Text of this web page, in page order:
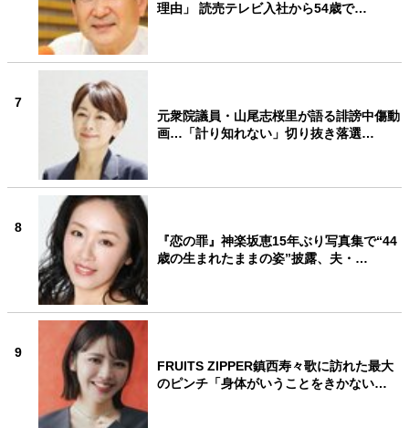
理由」 読売テレビ入社から54歳で…
7
元衆院議員・山尾志桜里が語る誹謗中傷動
画…「計り知れない」切り抜き落選…
8
『恋の罪』神楽坂恵15年ぶり写真集で“44
歳の生まれたままの姿”披露、夫・…
9
FRUITS ZIPPER鎮西寿々歌に訪れた最大
のピンチ「身体がいうことをきかない…